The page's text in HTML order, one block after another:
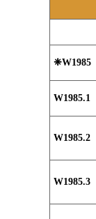
❈W1985
W1985.1
W1985.2
W1985.3